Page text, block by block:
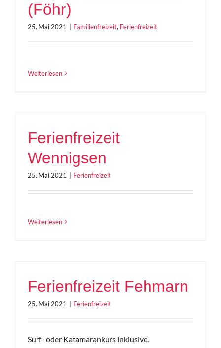
(Föhr)
25. Mai 2021 Familienfreizeit, Ferienfreizeit
Weiterlesen
Ferienfreizeit
Wennigsen
25. Mai 2021 Ferienfreizeit
Weiterlesen
Ferienfreizeit Fehmarn
25. Mai 2021 Ferienfreizeit
Surf- oder Katamarankurs inklusive.